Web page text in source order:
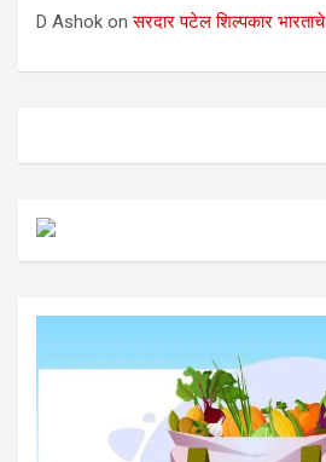
D Ashok onसरदार पटेल शिल्पकार भारताचे